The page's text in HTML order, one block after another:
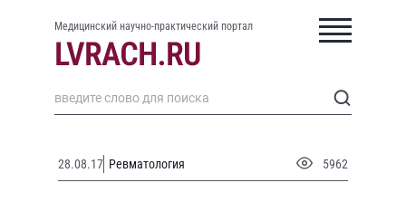
Медицинский научно-практический портал
28.08.17 Ревматология 5962